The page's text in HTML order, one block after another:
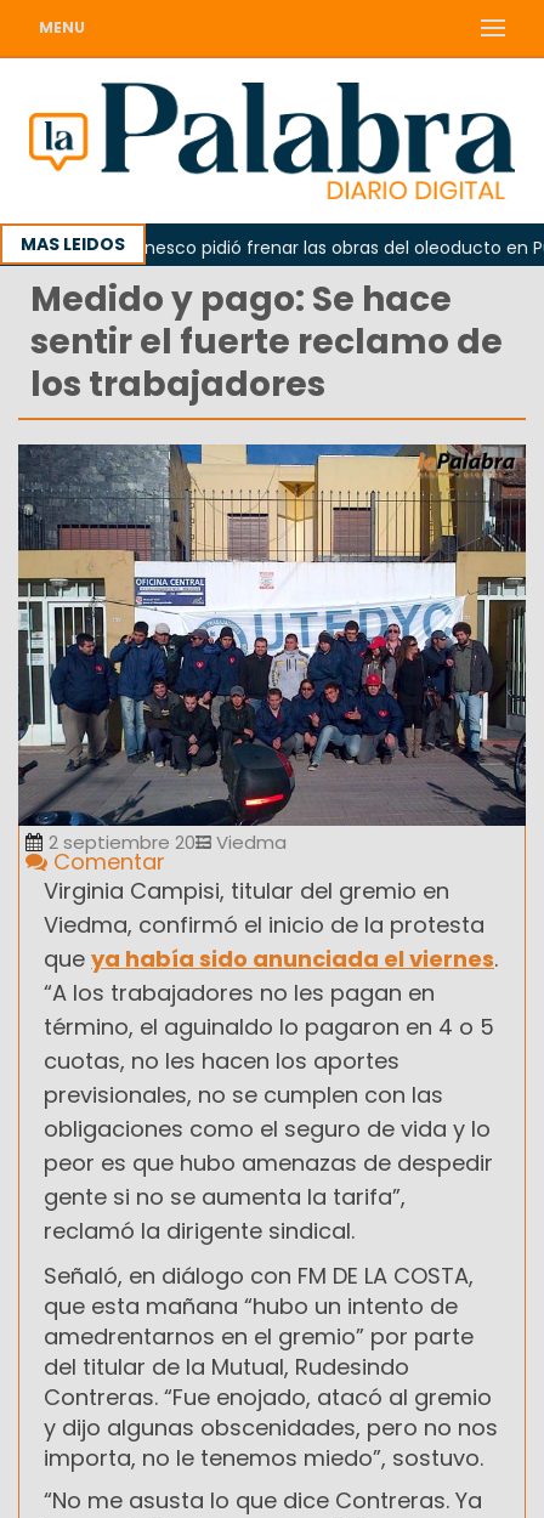
MENU
MAS LEIDOSLa Unesco pidió frenar las obras del oleoducto en
Medido y pago: Se hace
sentir el fuerte reclamo de
los trabajadores
2 septiembre 2013Viedma
Comentar
Virginia Campisi, titular del gremio en
Viedma, confirmó el inicio de la protesta
que ya había sido anunciada el viernes.
“A los trabajadores no les pagan en
término, el aguinaldo lo pagaron en 4 o 5
cuotas, no les hacen los aportes
previsionales, no se cumplen con las
obligaciones como el seguro de vida y lo
peor es que hubo amenazas de despedir
gente si no se aumenta la tarifa”,
reclamó la dirigente sindical.
Señaló, en diálogo con FM DE LA COSTA,
que esta mañana “hubo un intento de
amedrentarnos en el gremio” por parte
del titular de la Mutual, Rudesindo
Contreras. “Fue enojado, atacó al gremio
y dijo algunas obscenidades, pero no nos
importa, no le tenemos miedo”, sostuvo.
“No me asusta lo que dice Contreras. Ya